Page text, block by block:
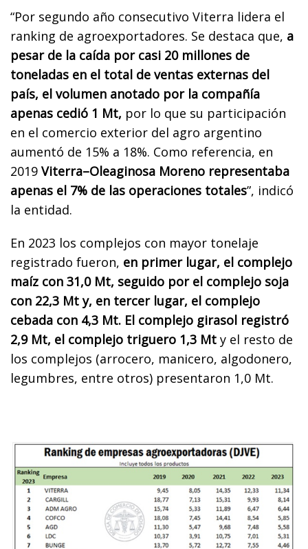
“Por segundo año consecutivo Viterra lidera el
ranking de agroexportadores. Se destaca que, a
pesar de la caída por casi 20 millones de
toneladas en el total de ventas externas del
país, el volumen anotado por la compañía
apenas cedió 1 Mt, por lo que su participación
en el comercio exterior del agro argentino
aumentó de 15% a 18%. Como referencia, en
2019 Viterra–Oleaginosa Moreno representaba
apenas el 7% de las operaciones totales”, indicó
la entidad.
En 2023 los complejos con mayor tonelaje
registrado fueron, en primer lugar, el complejo
maíz con 31,0 Mt, seguido por el complejo soja
con 22,3 Mt y, en tercer lugar, el complejo
cebada con 4,3 Mt. El complejo girasol registró
2,9 Mt, el complejo triguero 1,3 Mt y el resto de
los complejos (arrocero, manicero, algodonero,
legumbres, entre otros) presentaron 1,0 Mt.